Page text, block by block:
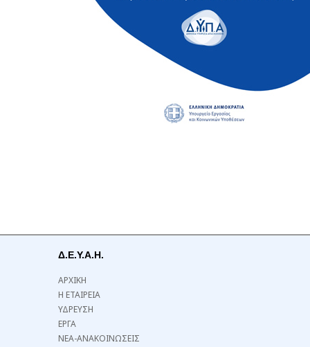
Δ.Ε.Υ.Α.Η.
ΑΡΧΙΚΗ
Η ΕΤΑΙΡΕΙΑ
ΥΔΡΕΥΣΗ
ΕΡΓΑ
ΝΕΑ-ΑΝΑΚΟΙΝΩΣΕΙΣ